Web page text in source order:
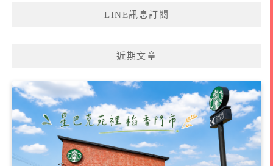
LINE訊息訂閱
近期文章